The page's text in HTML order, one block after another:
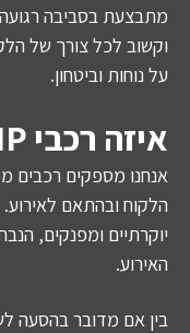
מתבצעת בסביבה רגועה
וקשוב לכל צורך של
על נוחות וביטחון.
איזה רכבי VIP אתם מקבלים?
אנחנו מספקים רכבים
יוקרתיים ומפנקים,
האירוע.
בין אם מדובר בהסעה